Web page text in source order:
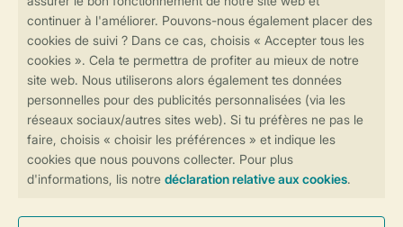
Réservations en ligne rapides et sécurisées
Transmission sécurisée des données
Paiement sécurisé